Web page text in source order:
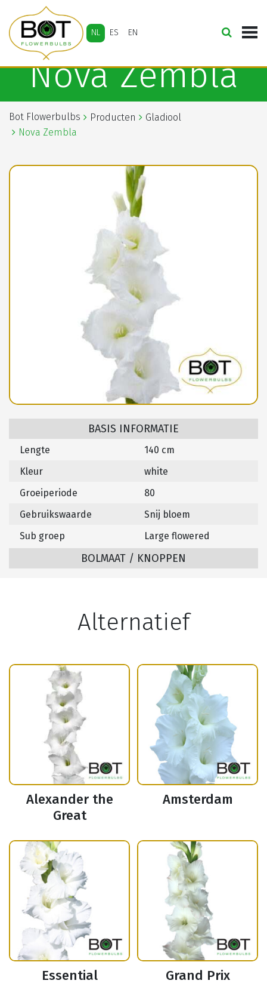
NL ES EN
Nova Zembla
Bot Flowerbulbs Producten
Gladiool
Nova Zembla
BASIS INFORMATIE
Lengte
140 cm
Kleur
white
Groeiperiode
80
Gebruikswaarde
Snij bloem
Sub groep
Large flowered
BOLMAAT / KNOPPEN
Alternatief
Alexander the
Great
Amsterdam
Essential Grand Prix